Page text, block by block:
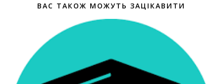
ВАС ТАКОЖ МОЖУТЬ ЗАЦІКАВИТИ